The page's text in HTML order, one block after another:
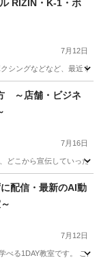
RIZIN・K-1・ボ
7月12日
シングなどなど、最近
友達
～店舗・ビジネ
7月16日
どこから宣伝していった
配信・最新のAI動
7月12日
る1DAY教室です。 こ